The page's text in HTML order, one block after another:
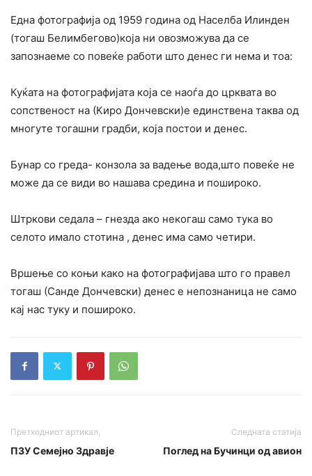
Една фотографија од 1959 година од Населба Илинден
(тогаш Белимбегово)која ни овозможува да се
запознаеме со повеќе работи што денес ги нема и тоа:
Куќата на фотографијата која се наоѓа до црквата во
сопственост на (Киро Дончевски)е единствена таква од
многуте тогашни градби, која постои и денес.
Бунар со греда- конзола за вадење вода,што повеќе не
може да се види во нашава средина и пошироко.
Штркови седала – гнезда ако некогаш само тука во
селото имало стотина , денес има само четири.
Вршење со коњи како на фотографијава што го правел
тогаш (Санде Дончевски) денес е непознаница не само
кај нас туку и пошироко.
Претходниот артикал,
ПЗУ Семејно Здравје
Следната статија
Поглед на Бучинци од авион